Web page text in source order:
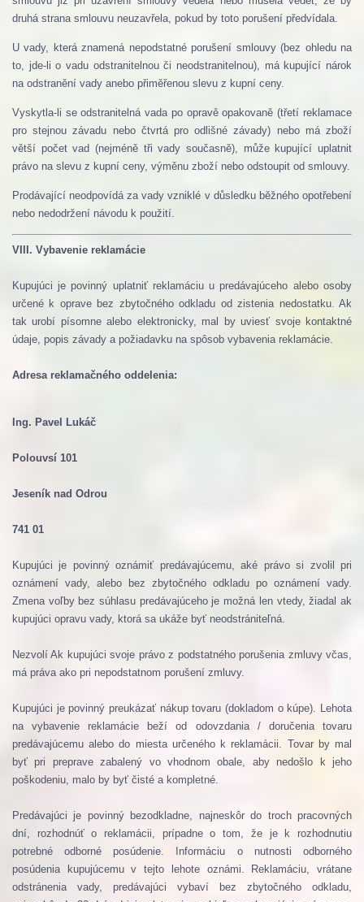
druhá strana smlouvu neuzavřela, pokud by toto porušení předvídala.
U vady, která znamená nepodstatné porušení smlouvy (bez ohledu na
to, jde-li o vadu odstranitelnou či neodstranitelnou), má kupující nárok
na odstranění vady anebo přiměřenou slevu z kupní ceny.
Vyskytla-li se odstranitelná vada po opravě opakovaně (třetí reklamace
pro stejnou závadu nebo čtvrtá pro odlišné závady) nebo má zboží
větší počet vad (nejméně tři vady současně), může kupující uplatnit
právo na slevu z kupní ceny, výměnu zboží nebo odstoupit od smlouvy.
Prodávající neodpovídá za vady vzniklé v důsledku běžného opotřebení
nebo nedodržení návodu k použití.
VIII. Vybavenie reklamácie
Kupujúci je povinný uplatniť reklamáciu u predávajúceho alebo osoby
určené k oprave bez zbytočného odkladu od zistenia nedostatku. Ak
tak urobí písomne ​​alebo elektronicky, mal by uviesť svoje kontaktné
údaje, popis závady a požiadavku na spôsob vybavenia reklamácie.
Adresa reklamačného oddelenia:
Ing. Pavel Lukáč
Polouvsí 101
Jeseník nad Odrou
741 01
Kupujúci je povinný oznámiť predávajúcemu, aké právo si zvolil pri
oznámení vady, alebo bez zbytočného odkladu po oznámení vady.
Zmena voľby bez súhlasu predávajúceho je možná len vtedy, žiadal ak
kupujúci opravu vady, ktorá sa ukáže byť neodstrániteľná.
Nezvolí Ak kupujúci svoje právo z podstatného porušenia zmluvy včas,
má práva ako pri nepodstatnom porušení zmluvy.
Kupujúci je povinný preukázať nákup tovaru (dokladom o kúpe).
Lehota
na vybavenie reklamácie beží od odovzdania / doručenia tovaru
predávajúcemu alebo do miesta určeného k reklamácii. Tovar by mal
byť pri preprave zabalený vo vhodnom obale, aby nedošlo k jeho
poškodeniu, malo by byť čisté a kompletné.
Predávajúci je povinný bezodkladne, najneskôr do troch pracovných
dní, rozhodnúť o reklamácii, prípadne o tom, že je k rozhodnutiu
potrebné odborné posúdenie.
Informáciu o nutnosti odborného
posúdenia kupujúcemu v tejto lehote oznámi.
Reklamáciu, vrátane
odstránenia vady, predávajúci vybaví bez zbytočného odkladu,